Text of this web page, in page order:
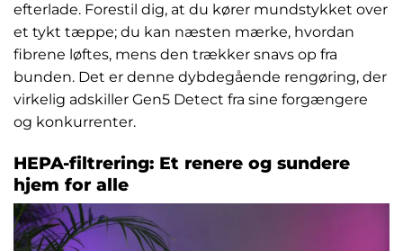
efterlade. Forestil dig, at du kører mundstykket over
et tykt tæppe; du kan næsten mærke, hvordan
fibrene løftes, mens den trækker snavs op fra
bunden. Det er denne dybdegående rengøring, der
virkelig adskiller Gen5 Detect fra sine forgængere
og konkurrenter.
HEPA-filtrering: Et renere og sundere
hjem for alle